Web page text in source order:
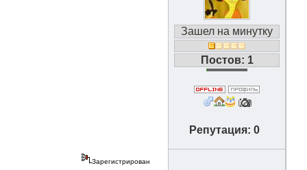
Зашел на минутку
Постов: 1
Репутация: 0
Зарегистрирован